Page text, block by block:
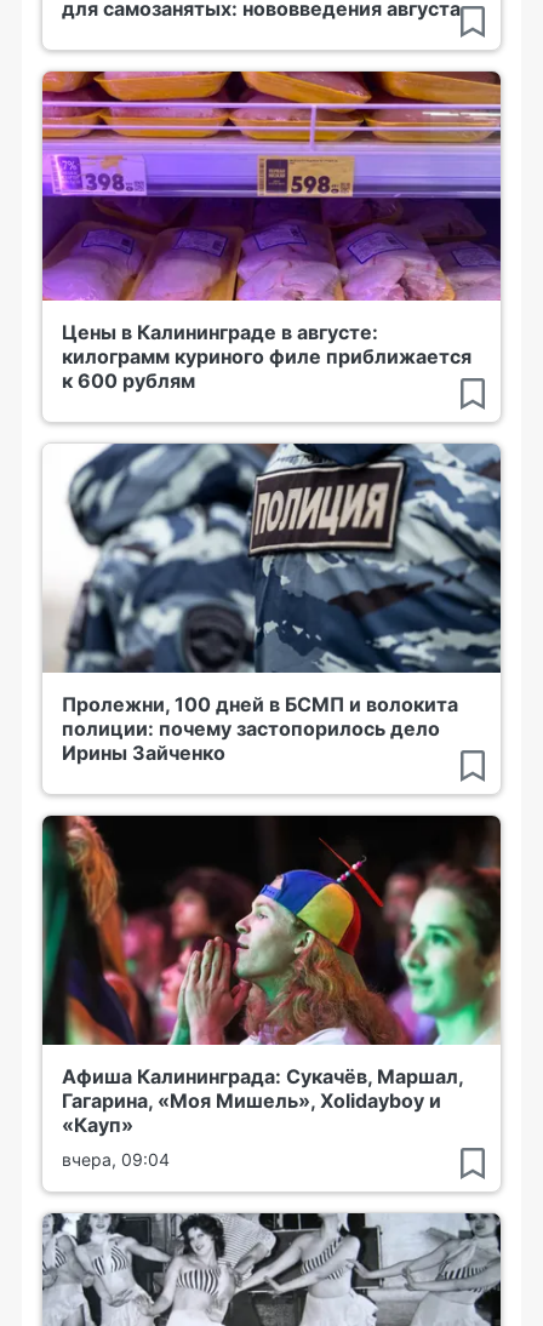
для самозанятых: нововведения августа
Цены в Калининграде в августе:
килограмм куриного филе приближается
к 600 рублям
Пролежни, 100 дней в БСМП и волокита
полиции: почему застопорилось дело
Ирины Зайченко
Афиша Калининграда: Сукачёв, Маршал,
Гагарина, «Моя Мишель», Xolidayboy и
«Кауп»
вчера, 09:04